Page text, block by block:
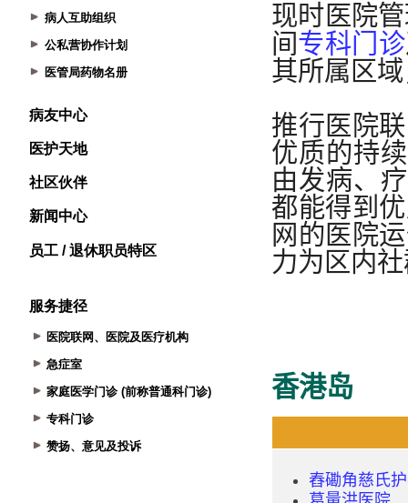
病人互助组织
公私营协作计划
医管局药物名册
病友中心
医护天地
社区伙伴
新闻中心
员工 / 退休职员特区
服务捷径
医院联网、医院及医疗机构
急症室
家庭医学门诊 (前称普通科门诊)
专科门诊
赞扬、意见及投诉